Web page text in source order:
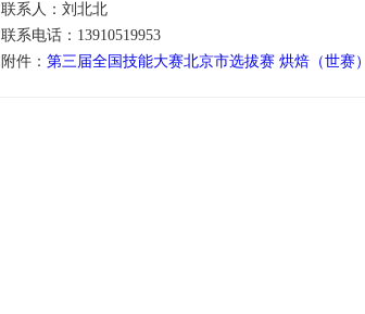
联系人：刘北北
联系电话：13910519953
附件： 第三届全国技能大赛北京市选拔赛 烘焙（世赛